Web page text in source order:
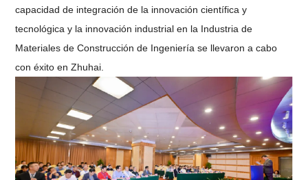
capacidad de integración de la innovación científica y
tecnológica y la innovación industrial en la Industria de
Materiales de Construcción de Ingeniería se llevaron a cabo
con éxito en Zhuhai.